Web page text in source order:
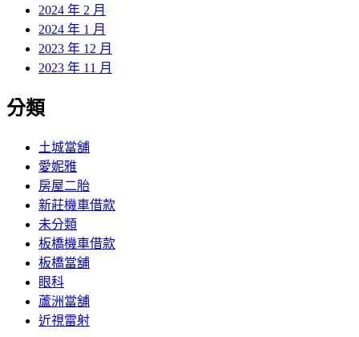
2024 年 2 月
2024 年 1 月
2023 年 12 月
2023 年 11 月
分類
土城當舖
愛妮雅
房屋二胎
新莊機車借款
未分類
板橋機車借款
板橋當舖
眼科
蘆洲當舖
近視雷射